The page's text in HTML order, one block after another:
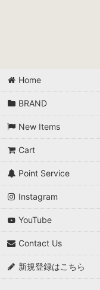
Home
BRAND
New Items
Cart
Point Service
Instagram
YouTube
Contact Us
新規登録はこちら